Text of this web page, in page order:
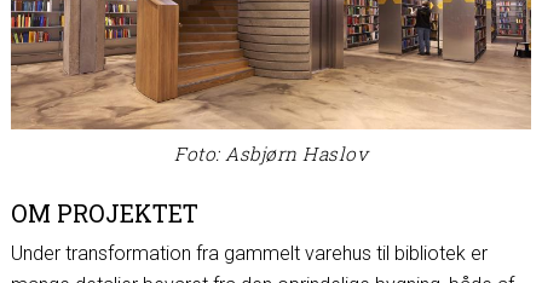
Foto: Asbjørn Haslov
OM PROJEKTET
Under transformation fra gammelt varehus til bibliotek er